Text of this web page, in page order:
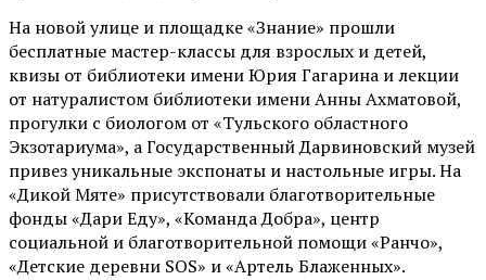
На новой улице и площадке «Знание» прошли
бесплатные мастер-классы для взрослых и детей,
квизы от библиотеки имени Юрия Гагарина и лекции
от натуралистом библиотеки имени Анны Ахматовой,
прогулки с биологом от «Тульского областного
Экзотариума», а Государственный Дарвиновский музей
привез уникальные экспонаты и настольные игры. На
«Дикой Мяте» присутствовали благотворительные
фонды «Дари Еду», «Команда Добра», центр
социальной и благотворительной помощи «Ранчо»,
«Детские деревни SOS» и «Артель Блаженных».